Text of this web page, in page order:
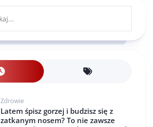
Zdrowie
Latem śpisz gorzej i budzisz się z
zatkanym nosem? To nie zawsze